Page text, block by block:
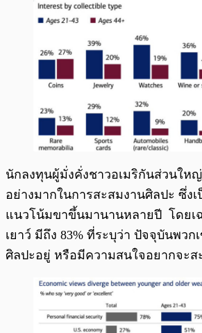
นักลงทุนผู้มั่งคั่งชาวอเมริกันส่วนให
อย่างมากในการสะสมงานศิลปะ ซึ่ง
แนวโน้มขาขึ้นมานานหลายปี โดยเ
เยาว์ มีถึง 83% ที่ระบุว่า ปัจจุบันพวก
ศิลปะอยู่ หรือมีความสนใจอยากจะส